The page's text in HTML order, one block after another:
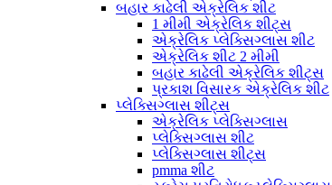
બહાર કાઢેલી એક્રેલિક શીટ
1 મીમી એક્રેલિક શીટ્સ
એક્રેલિક પ્લેક્સિગ્લાસ શીટ
એક્રેલિક શીટ 2 મીમી
બહાર કાઢેલી એક્રેલિક શીટ્સ
પ્રકાશ વિસારક એક્રેલિક શીટ
પ્લેક્સિગ્લાસ શીટ્સ
એક્રેલિક પ્લેક્સિગ્લાસ
પ્લેક્સિગ્લાસ શીટ
પ્લેક્સિગ્લાસ શીટ્સ
pmma શીટ